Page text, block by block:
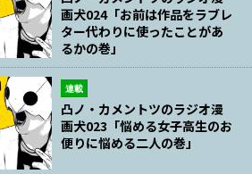
画犬024「お前は作品をラブレ
ター代わりに使ったことがあ
るかの巻」
連載
凸ノ・カメントツのラジオ漫
画犬023「悩める女子高生のお
便りに悩める二人の巻」